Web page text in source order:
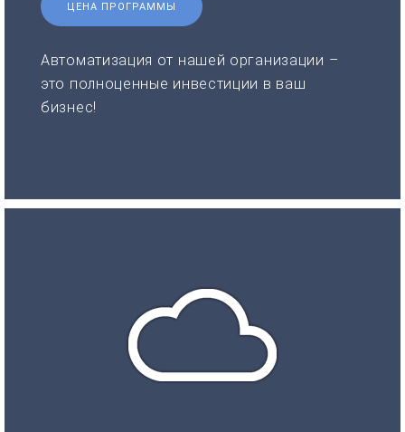
ЦЕНА ПРОГРАММЫ
Автоматизация от нашей организации –
это полноценные инвестиции в ваш
бизнес!